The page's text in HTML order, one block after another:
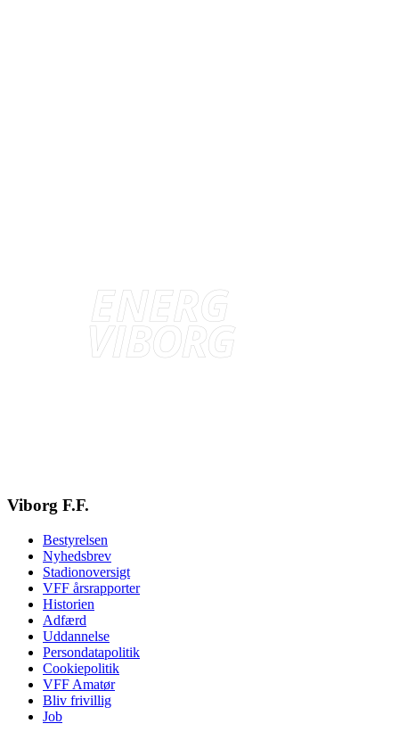
Viborg F.F.
Bestyrelsen
Nyhedsbrev
Stadionoversigt
VFF årsrapporter
Historien
Adfærd
Uddannelse
Persondatapolitik
Cookiepolitik
VFF Amatør
Bliv frivillig
Job